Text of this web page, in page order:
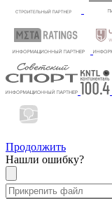
Продолжить
Нашли ошибку?